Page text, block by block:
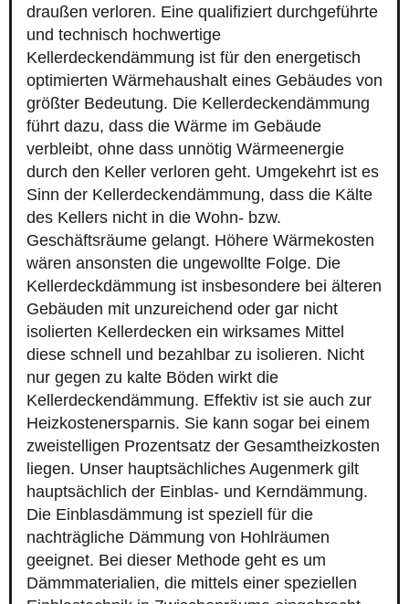
draußen verloren. Eine qualifiziert durchgeführte
und technisch hochwertige
Kellerdeckendämmung ist für den energetisch
optimierten Wärmehaushalt eines Gebäudes von
größter Bedeutung. Die Kellerdeckendämmung
führt dazu, dass die Wärme im Gebäude
verbleibt, ohne dass unnötig Wärmeenergie
durch den Keller verloren geht. Umgekehrt ist es
Sinn der Kellerdeckendämmung, dass die Kälte
des Kellers nicht in die Wohn- bzw.
Geschäftsräume gelangt. Höhere Wärmekosten
wären ansonsten die ungewollte Folge. Die
Kellerdeckdämmung ist insbesondere bei älteren
Gebäuden mit unzureichend oder gar nicht
isolierten Kellerdecken ein wirksames Mittel
diese schnell und bezahlbar zu isolieren. Nicht
nur gegen zu kalte Böden wirkt die
Kellerdeckendämmung. Effektiv ist sie auch zur
Heizkostenersparnis. Sie kann sogar bei einem
zweistelligen Prozentsatz der Gesamtheizkosten
liegen. Unser hauptsächliches Augenmerk gilt
hauptsächlich der Einblas- und Kerndämmung.
Die Einblasdämmung ist speziell für die
nachträgliche Dämmung von Hohlräumen
geeignet. Bei dieser Methode geht es um
Dämmmaterialien, die mittels einer speziellen